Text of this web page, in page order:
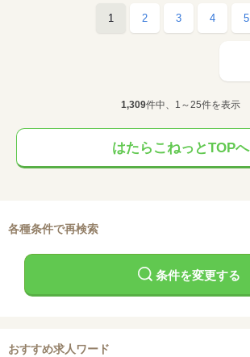
1 2 3 4 5
1,309件中、1～25件を表示
はたらこねっとTOPへ
各種条件で再検索
条件を変更する
おすすめ求人ワード